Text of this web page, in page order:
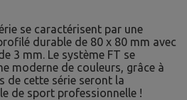
se caractérisent par une
durable de 80 x 80 mm avec
3 mm. Le système FT se
moderne de couleurs, grâce à
de cette série seront la
de sport professionnelle !